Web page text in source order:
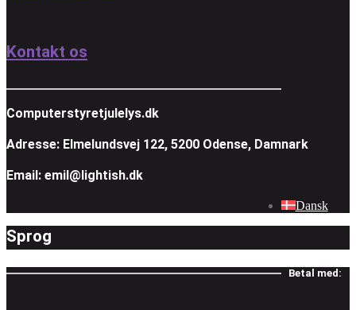
Kontakt os
Computerstyretjulelys.dk
Adresse: Elmelundsvej 122, 5200 Odense, Damnark
Email: emil@lightish.dk
Sprog
Dansk
Betal med: